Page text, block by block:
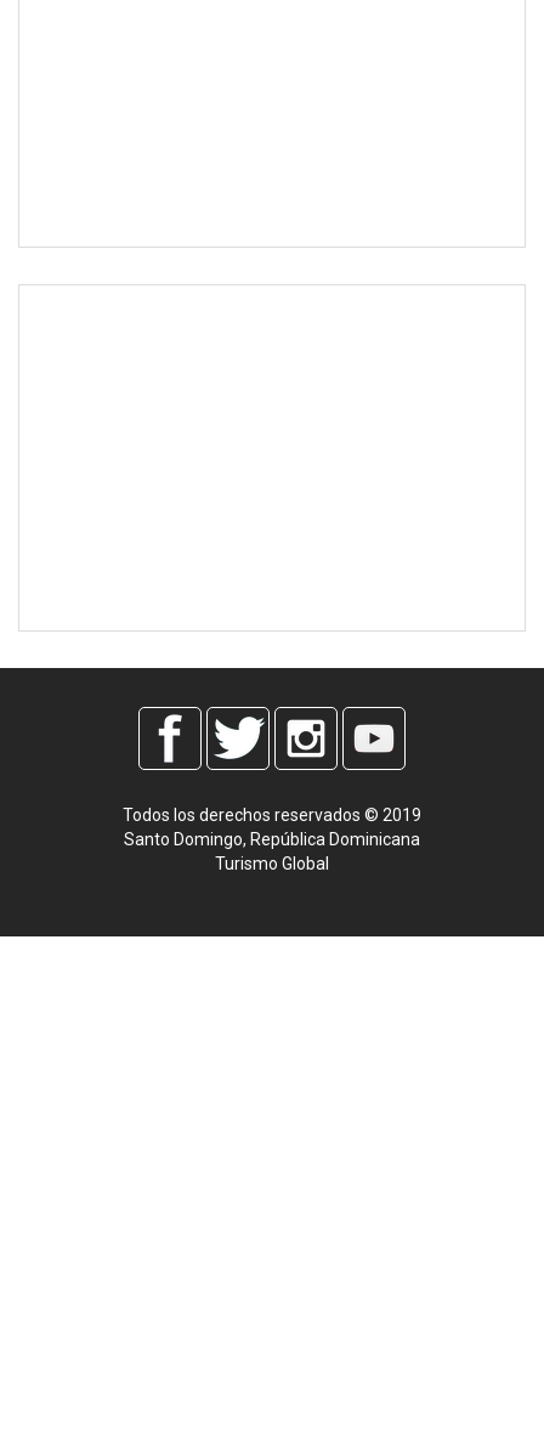
Todos los derechos reservados © 2019
Santo Domingo, República Dominicana
Turismo Global